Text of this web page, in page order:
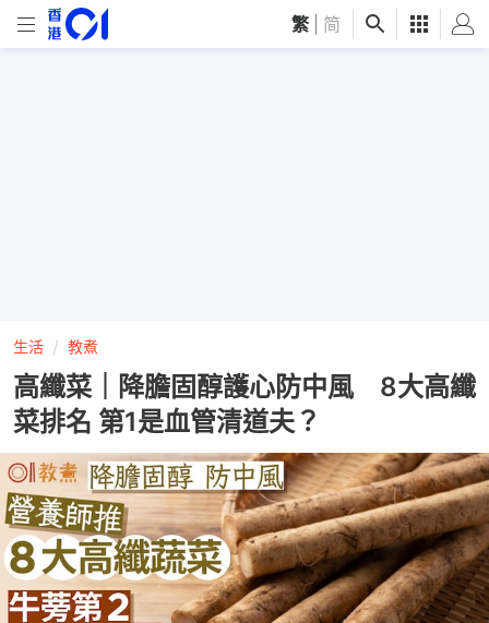
繁 简
生活 教煮
高纖菜｜降膽固醇護心防中風 8大高纖
菜排名 第1是血管清道夫？